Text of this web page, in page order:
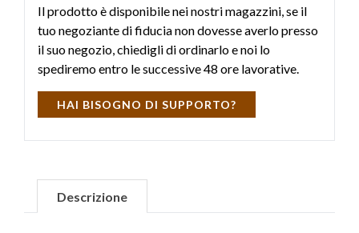
Il prodotto è disponibile nei nostri magazzini, se il
tuo negoziante di fiducia non dovesse averlo presso
il suo negozio, chiedigli di ordinarlo e noi lo
spediremo entro le successive 48 ore lavorative.
HAI BISOGNO DI SUPPORTO?
Descrizione